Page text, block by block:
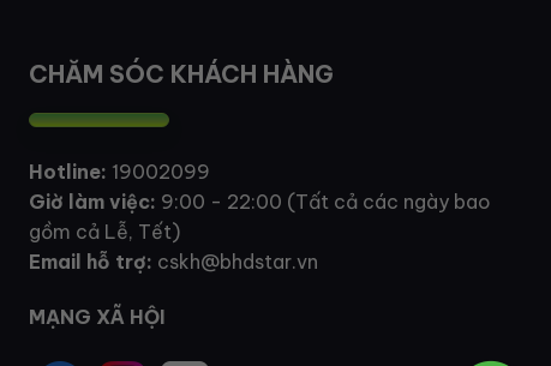
CHĂM SÓC KHÁCH HÀNG
Hotline: 19002099
Giờ làm việc: 9:00 - 22:00 (Tất cả các ngày bao
gồm cả Lễ, Tết)
Email hỗ trợ: cskh@bhdstar.vn
MẠNG XÃ HỘI